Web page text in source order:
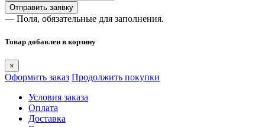
— Поля, обязательные для заполнения.
Товар добавлен в корзину
×
Оформить заказ Продолжить покупки
Условия заказа
Оплата
Доставка